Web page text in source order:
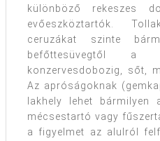
különböző rekeszes
evőeszköztartók.
ceruzákat szinte
befőttesüvegtől
konzervesdobozig, sőt,
Az apróságoknak
lakhely lehet
mécsestartó vagy
a figyelmet az alulról